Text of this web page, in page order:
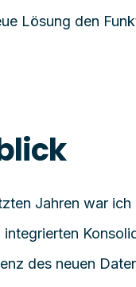
Lösung den
Jahren war ich
des neuen